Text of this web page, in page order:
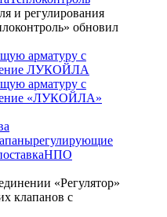
и регулирования
обновил
арматуру с
«ЛУКОЙЛА»
регулирующие
НПО
«Регулятор»
клапанов с